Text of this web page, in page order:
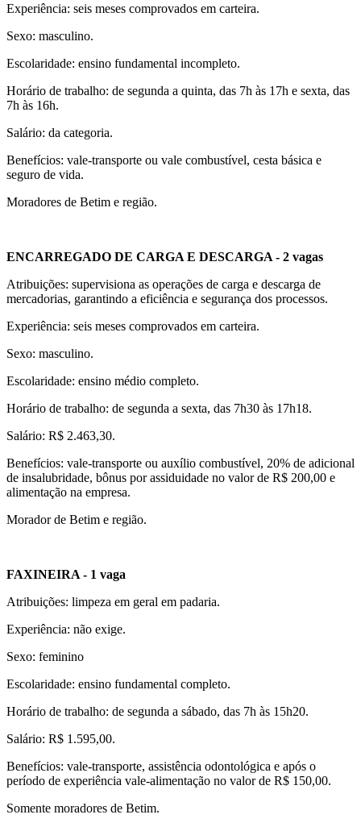
Experiência: seis meses comprovados em carteira.
Sexo: masculino.
Escolaridade: ensino fundamental incompleto.
Horário de trabalho: de segunda a quinta, das 7h às 17h e sexta, das
7h às 16h.
Salário: da categoria.
Benefícios: vale-transporte ou vale combustível, cesta básica e
seguro de vida.
Moradores de Betim e região.
ENCARREGADO DE CARGA E DESCARGA - 2 vagas
Atribuições: supervisiona as operações de carga e descarga de
mercadorias, garantindo a eficiência e segurança dos processos.
Experiência: seis meses comprovados em carteira.
Sexo: masculino.
Escolaridade: ensino médio completo.
Horário de trabalho: de segunda a sexta, das 7h30 às 17h18.
Salário: R$ 2.463,30.
Benefícios: vale-transporte ou auxílio combustível, 20% de adicional
de insalubridade, bônus por assiduidade no valor de R$ 200,00 e
alimentação na empresa.
Morador de Betim e região.
FAXINEIRA - 1 vaga
Atribuições: limpeza em geral em padaria.
Experiência: não exige.
Sexo: feminino
Escolaridade: ensino fundamental completo.
Horário de trabalho: de segunda a sábado, das 7h às 15h20.
Salário: R$ 1.595,00.
Benefícios: vale-transporte, assistência odontológica e após o
período de experiência vale-alimentação no valor de R$ 150,00.
Somente moradores de Betim.